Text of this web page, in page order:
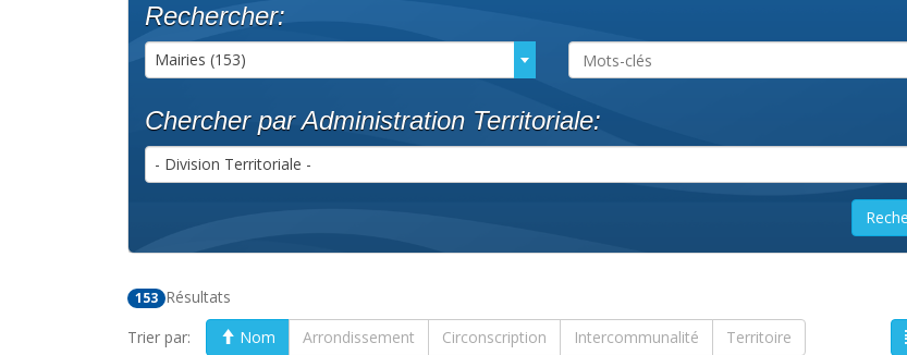
Rechercher:
Mairies (153)
Chercher par Administration Territoriale:
- Division Territoriale -
153 Résultats
Trier par:
Nom Arrondissement Circonscription Intercommunalité Territoire